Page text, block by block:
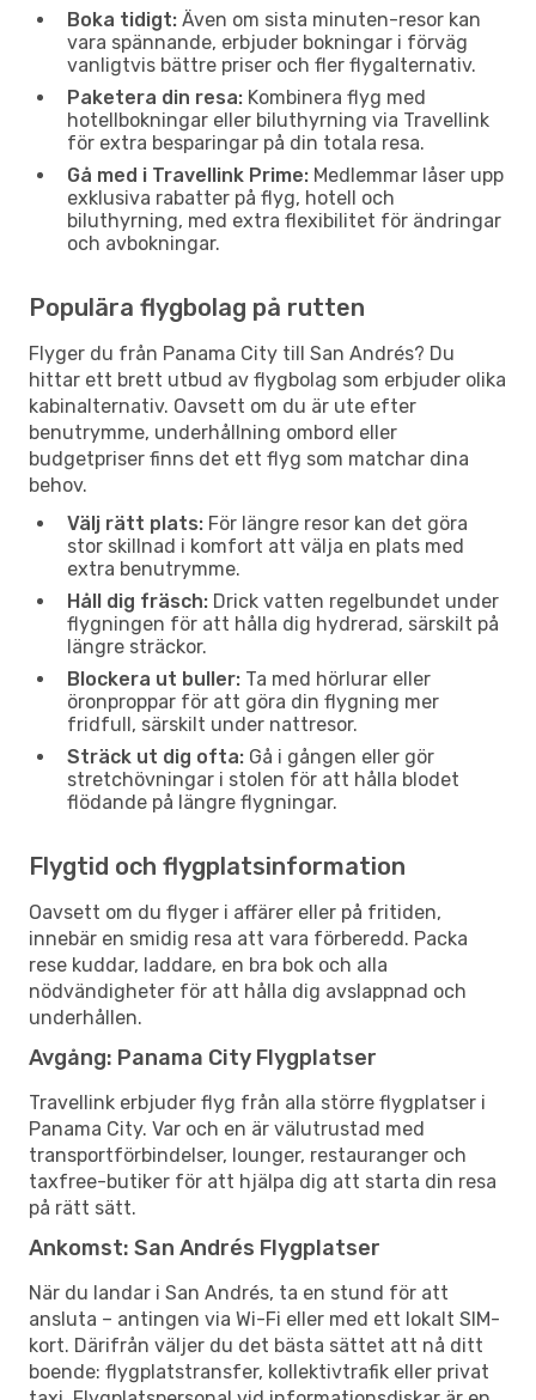
Boka tidigt: Även om sista minuten-resor kan
vara spännande, erbjuder bokningar i förväg
vanligtvis bättre priser och fler flygalternativ.
Paketera din resa: Kombinera flyg med
hotellbokningar eller biluthyrning via Travellink
för extra besparingar på din totala resa.
Gå med i Travellink Prime: Medlemmar låser upp
exklusiva rabatter på flyg, hotell och
biluthyrning, med extra flexibilitet för ändringar
och avbokningar.
Populära flygbolag på rutten
Flyger du från Panama City till San Andrés? Du
hittar ett brett utbud av flygbolag som erbjuder olika
kabinalternativ. Oavsett om du är ute efter
benutrymme, underhållning ombord eller
budgetpriser finns det ett flyg som matchar dina
behov.
Välj rätt plats: För längre resor kan det göra
stor skillnad i komfort att välja en plats med
extra benutrymme.
Håll dig fräsch: Drick vatten regelbundet under
flygningen för att hålla dig hydrerad, särskilt på
längre sträckor.
Blockera ut buller: Ta med hörlurar eller
öronproppar för att göra din flygning mer
fridfull, särskilt under nattresor.
Sträck ut dig ofta: Gå i gången eller gör
stretchövningar i stolen för att hålla blodet
flödande på längre flygningar.
Flygtid och flygplatsinformation
Oavsett om du flyger i affärer eller på fritiden,
innebär en smidig resa att vara förberedd. Packa
rese kuddar, laddare, en bra bok och alla
nödvändigheter för att hålla dig avslappnad och
underhållen.
Avgång: Panama City Flygplatser
Travellink erbjuder flyg från alla större flygplatser i
Panama City. Var och en är välutrustad med
transportförbindelser, lounger, restauranger och
taxfree-butiker för att hjälpa dig att starta din resa
på rätt sätt.
Ankomst: San Andrés Flygplatser
När du landar i San Andrés, ta en stund för att
ansluta – antingen via Wi-Fi eller med ett lokalt SIM-
kort. Därifrån väljer du det bästa sättet att nå ditt
boende: flygplatstransfer, kollektivtrafik eller privat